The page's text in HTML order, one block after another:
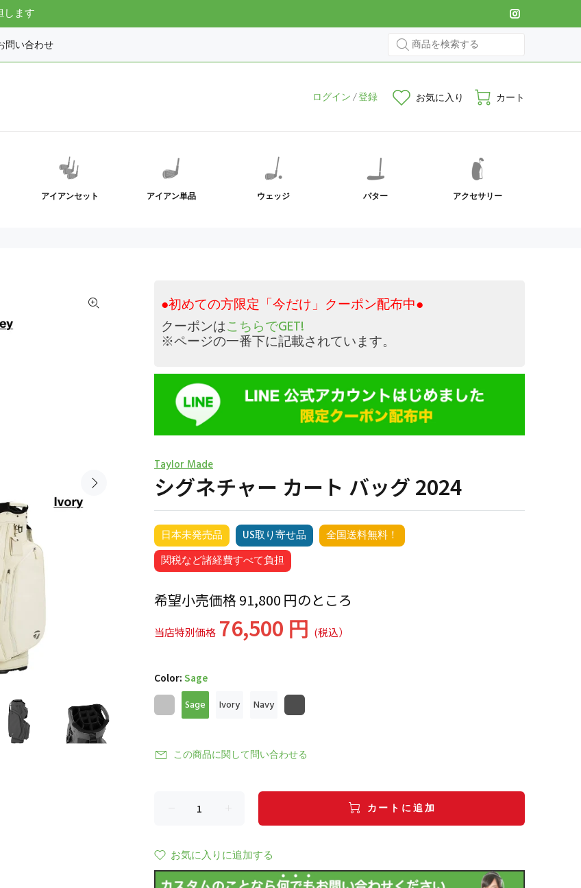
ます
問い合わせ
ログイン/登録 お気に入り カート
アイアンセット アイアン単品 ウェッジ パター アクセサリー
●初めての方限定「今だけ」クーポン配布中●
クーポンはこちらでGET!
※ページの一番下に記載されています。
Taylor Made
シグネチャー カート バッグ 2024
日本未発売品 US取り寄せ品
全国送料無料！
関税など諸経費すべて負担
希望小売価格 91,800 円のところ
当店特別価格 76,500 円 (税込）
Color: Sage
Sage Ivory Navy
この商品に関して問い合わせる
カートに追加
お気に入りに追加する